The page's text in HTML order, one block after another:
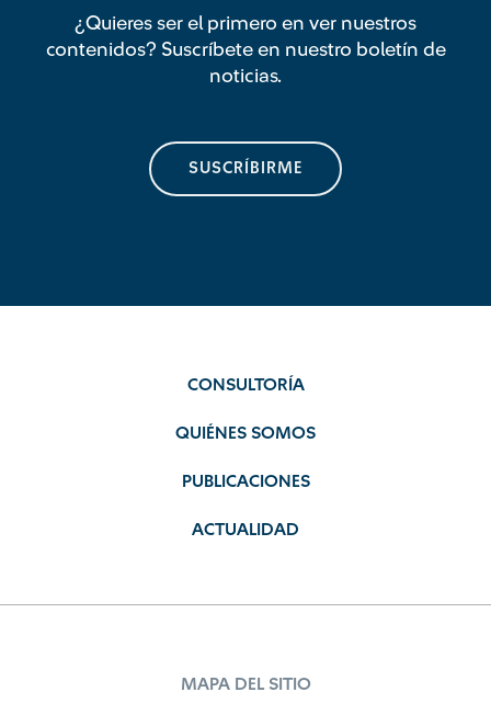
¿Quieres ser el primero en ver nuestros
contenidos? Suscríbete en nuestro boletín de
noticias.
SUSCRÍBIRME
CONSULTORÍA
QUIÉNES SOMOS
PUBLICACIONES
ACTUALIDAD
MAPA DEL SITIO